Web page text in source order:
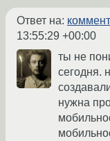
Ответ на:
13:55:29 +00:00
ты не
сегодня.
нужна